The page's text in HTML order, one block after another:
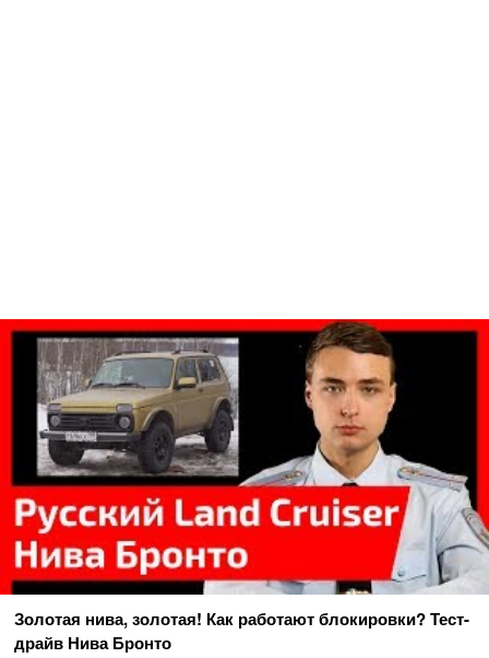
Золотая нива, золотая! Как работают блокировки? Тест-
драйв Нива Бронто